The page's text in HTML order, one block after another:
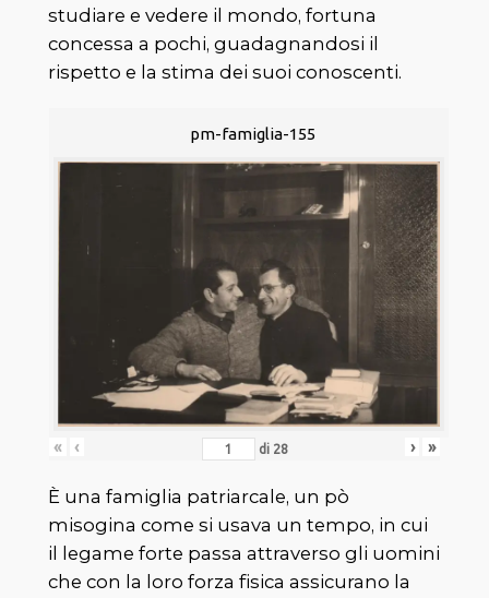
studiare e vedere il mondo, fortuna
concessa a pochi, guadagnandosi il
rispetto e la stima dei suoi conoscenti.
pm-famiglia-155
« ‹ di 28 › »
È una famiglia patriarcale, un pò
misogina come si usava un tempo, in cui
il legame forte passa attraverso gli uomini
che con la loro forza fisica assicurano la